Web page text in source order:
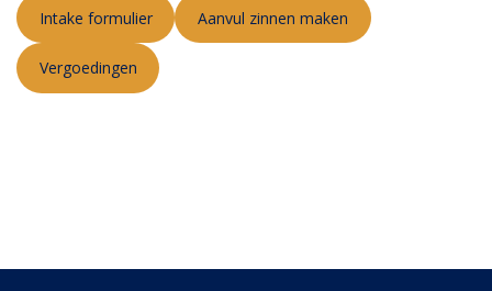
Intake formulier Aanvul zinnen maken
Vergoedingen